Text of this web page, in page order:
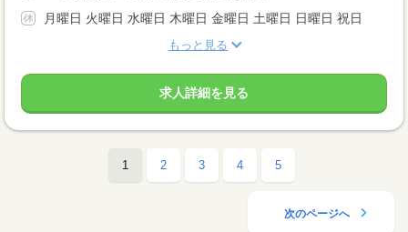
月曜日 火曜日 水曜日 木曜日 金曜日 土曜日 日曜日 祝日
もっと見る
求人詳細を見る
1 2 3 4 5
次のページへ